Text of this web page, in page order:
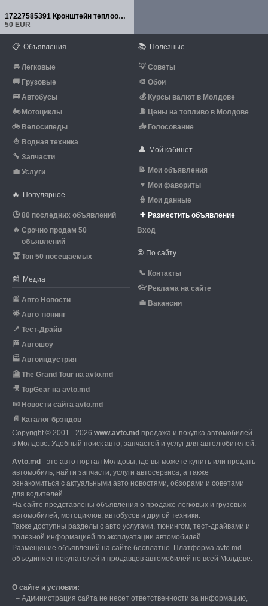
17227585391 Кронштейн теплообменника BMW
50 EUR
📋 Объявления
🚘 Легковые
🚚 Грузовые
🚌 Автобусы
🏍 Мотоциклы
🚲 Велосипеды
⛵ Водная техника
🔧 Запчасти
💼 Услуги
🔥 Популярное
🕒 80 последних объявлений
🔥 Срочно продам 50
объявлений
🏆Топ 50 посещаемых
📰 Медиа
📰 Авто Новости
🌟 Авто тюнинг
📍 Тест-Драйв
🏁 Автошоу
🏭 Автоиндустрия
🎦 The Grand Tour на avto.md
🎥 TopGear на avto.md
📧 Новости сайта avto.md
📄 Каталог брэндов
📚 Полезные
💡 Советы
🎨 Обои
💰 Курсы валют в Молдове
⛽ Цены на топливо в Молдове
📥 Голосование
👤 Мой кабинет
📝 Мои объявления
♥ Мои фавориты
👮 Мои данные
➕ Разместить объявление
Вход
🌐 По сайту
📞 Контакты
👓 Реклама на сайте
💼 Вакансии
Copyright © 2001 - 2026 www.avto.md продажа и покупка автомобилей
в Молдове. Удобный поиск авто, запчастей и услуг для автолюбителей.
Avto.md - это авто портал Молдовы, где вы можете купить или продать
автомобиль, найти запчасти, услуги автосервиса, а также
ознакомиться с актуальными авто новостями, обзорами и советами
для водителей.
На сайте представлены объявления о продаже легковых и грузовых
автомобилей, мотоциклов, автобусов и другой техники.
Также доступны разделы с авто услугами, тюнингом, тест-драйвами и
полезной информацией по эксплуатации автомобилей.
Размещение объявлений на сайте бесплатно. Платформа avto.md
объединяет покупателей и продавцов автомобилей по всей Молдове.
О сайте и условия:
– Администрация сайта не несет ответственности за информацию,